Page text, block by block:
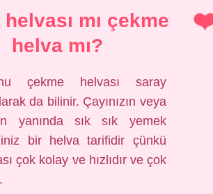
mı çekme
helva mı?
çekme helvası saray
da bilinir. Çayınızın veya
yanında sık sık yemek
bir helva tarifidir çünkü
çok kolay ve hızlıdır ve çok